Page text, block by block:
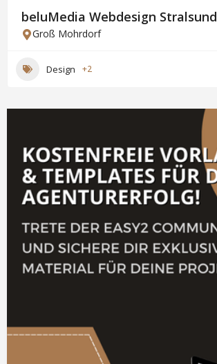
beluMedia Webdesign Stralsund
Groß Mohrdorf
Design +2